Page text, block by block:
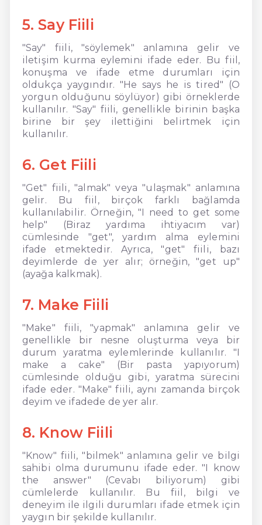
5. Say Fiili
"Say" fiili, "söylemek" anlamına gelir ve
iletişim kurma eylemini ifade eder. Bu fiil,
konuşma ve ifade etme durumları için
oldukça yaygındır. "He says he is tired" (O
yorgun olduğunu söylüyor) gibi örneklerde
kullanılır. "Say" fiili, genellikle birinin başka
birine bir şey ilettiğini belirtmek için
kullanılır.
6. Get Fiili
"Get" fiili, "almak" veya "ulaşmak" anlamına
gelir. Bu fiil, birçok farklı bağlamda
kullanılabilir. Örneğin, "I need to get some
help" (Biraz yardıma ihtiyacım var)
cümlesinde "get", yardım alma eylemini
ifade etmektedir. Ayrıca, "get" fiili, bazı
deyimlerde de yer alır; örneğin, "get up"
(ayağa kalkmak).
7. Make Fiili
"Make" fiili, "yapmak" anlamına gelir ve
genellikle bir nesne oluşturma veya bir
durum yaratma eylemlerinde kullanılır. "I
make a cake" (Bir pasta yapıyorum)
cümlesinde olduğu gibi, yaratma sürecini
ifade eder. "Make" fiili, aynı zamanda birçok
deyim ve ifadede de yer alır.
8. Know Fiili
"Know" fiili, "bilmek" anlamına gelir ve bilgi
sahibi olma durumunu ifade eder. "I know
the answer" (Cevabı biliyorum) gibi
cümlelerde kullanılır. Bu fiil, bilgi ve
deneyim ile ilgili durumları ifade etmek için
yaygın bir şekilde kullanılır.